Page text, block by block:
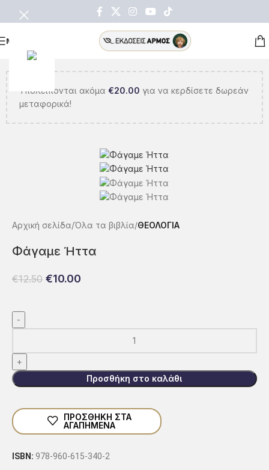
ΜΕΝΟΥ
Υπολείπονται ακόμα €20.00 για να κερδίσετε δωρεάν
μεταφορικά!
Αρχική σελίδα Όλα τα βιβλία ΘΕΟΛΟΓΙΑ
Φάγαμε Ήττα
€12.50 €10.00
Προσθήκη στο καλάθι
ΠΡΟΣΘΗΚΗ ΣΤΑ
ΑΓΑΠΗΜΕΝΑ
ISBN: 978-960-615-340-2